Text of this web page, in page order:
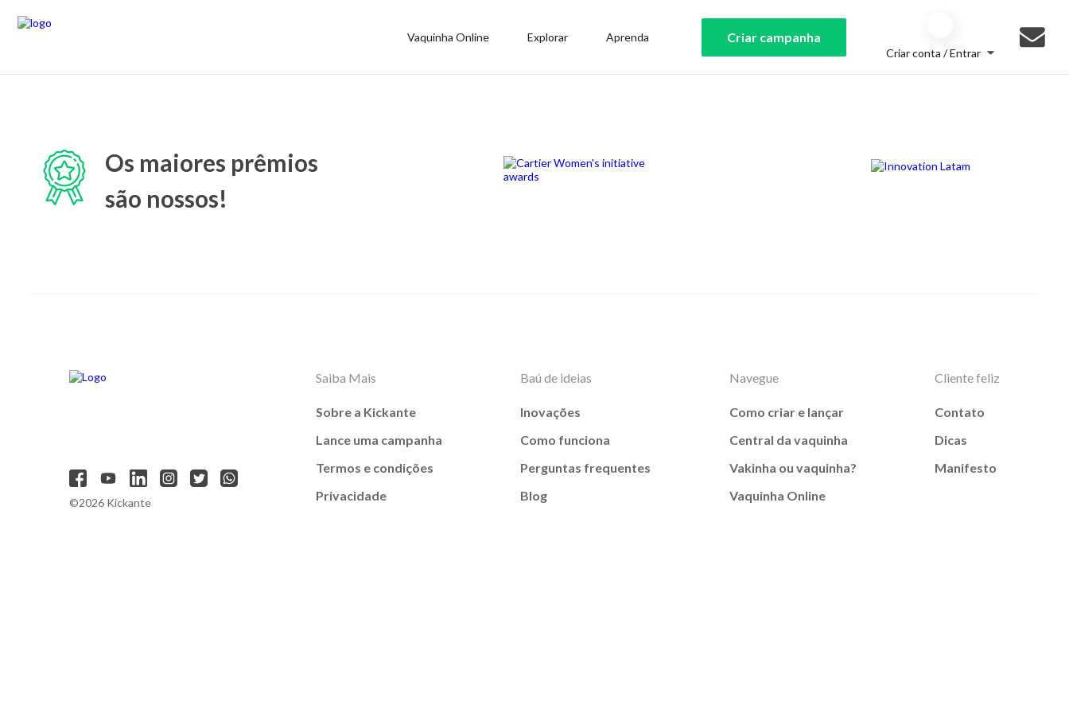
Vaquinha Online Explorar Aprenda Criar campanha
Criar conta / Entrar
Os maiores prêmios
são nossos!
©2026 Kickante
Saiba Mais
Sobre a Kickante
Lance uma campanha
Termos e condições
Privacidade
Baú de ideias
Inovações
Como funciona
Perguntas frequentes
Blog
Navegue
Como criar e lançar
Central da vaquinha
Vakinha ou vaquinha?
Vaquinha Online
Cliente feliz
Contato
Dicas
Manifesto